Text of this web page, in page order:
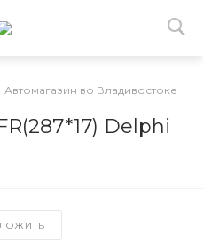
Автомагазин во Владивостоке
Delphi